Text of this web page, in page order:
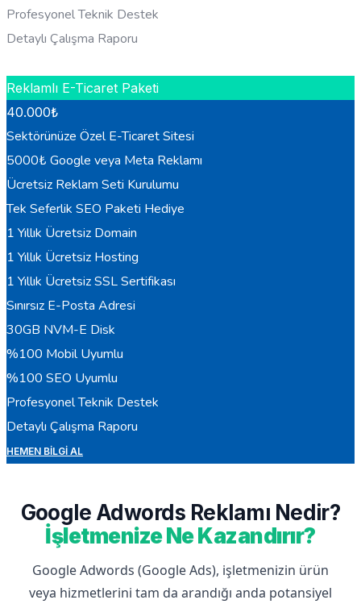
Profesyonel Teknik Destek
Detaylı Çalışma Raporu
Reklamlı E-Ticaret Paketi
40.000₺
Sektörünüze Özel E-Ticaret Sitesi
5000₺ Google veya Meta Reklamı
Ücretsiz Reklam Seti Kurulumu
Tek Seferlik SEO Paketi Hediye
1 Yıllık Ücretsiz Domain
1 Yıllık Ücretsiz Hosting
1 Yıllık Ücretsiz SSL Sertifikası
Sınırsız E-Posta Adresi
30GB NVM-E Disk
%100 Mobil Uyumlu
%100 SEO Uyumlu
Profesyonel Teknik Destek
Detaylı Çalışma Raporu
HEMEN BILGI AL
Google Adwords Reklamı Nedir?
İşletmenize Ne Kazandırır?
Google Adwords (Google Ads), işletmenizin ürün
veya hizmetlerini tam da arandığı anda potansiyel